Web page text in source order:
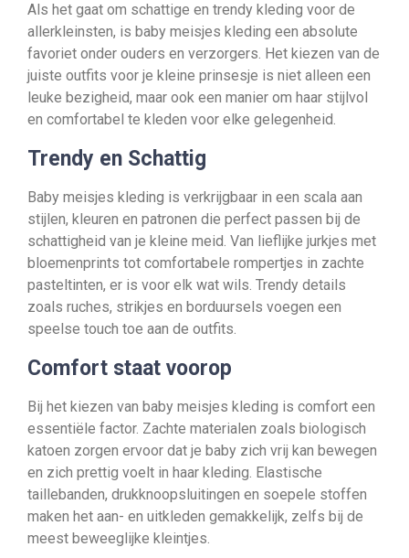
Als het gaat om schattige en trendy kleding voor de
allerkleinsten, is baby meisjes kleding een absolute
favoriet onder ouders en verzorgers. Het kiezen van de
juiste outfits voor je kleine prinsesje is niet alleen een
leuke bezigheid, maar ook een manier om haar stijlvol
en comfortabel te kleden voor elke gelegenheid.
Trendy en Schattig
Baby meisjes kleding is verkrijgbaar in een scala aan
stijlen, kleuren en patronen die perfect passen bij de
schattigheid van je kleine meid. Van lieflijke jurkjes met
bloemenprints tot comfortabele rompertjes in zachte
pasteltinten, er is voor elk wat wils. Trendy details
zoals ruches, strikjes en borduursels voegen een
speelse touch toe aan de outfits.
Comfort staat voorop
Bij het kiezen van baby meisjes kleding is comfort een
essentiële factor. Zachte materialen zoals biologisch
katoen zorgen ervoor dat je baby zich vrij kan bewegen
en zich prettig voelt in haar kleding. Elastische
taillebanden, drukknoopsluitingen en soepele stoffen
maken het aan- en uitkleden gemakkelijk, zelfs bij de
meest beweeglijke kleintjes.